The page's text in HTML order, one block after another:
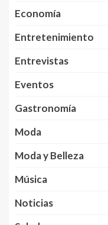
Economía
Entretenimiento
Entrevistas
Eventos
Gastronomía
Moda
Moda y Belleza
Música
Noticias